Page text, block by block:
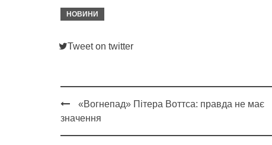
НОВИНИ
Tweet on twitter
Post
navigation
«Вогнепад» Пітера Воттса: правда не має
значення